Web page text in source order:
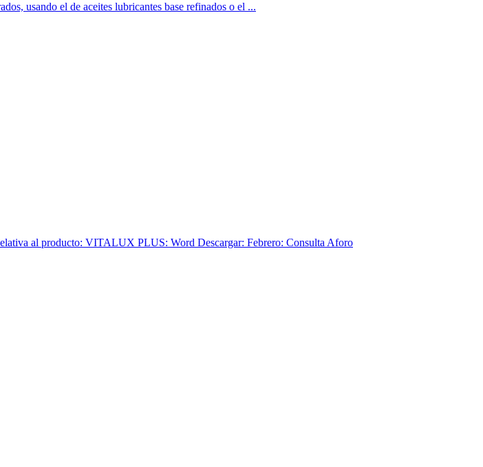
usando el de aceites lubricantes base refinados o el ...
al producto: VITALUX PLUS: Word Descargar: Febrero: Consulta Aforo